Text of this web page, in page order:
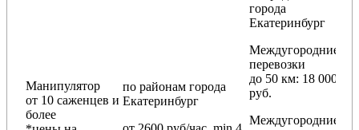
Манипулятор
от 10 саженцев и
более
по районам города
Екатеринбург
города
Екатеринбург
Междугородние
перевозки
до 50 км: 18 000
руб.
Междугородние